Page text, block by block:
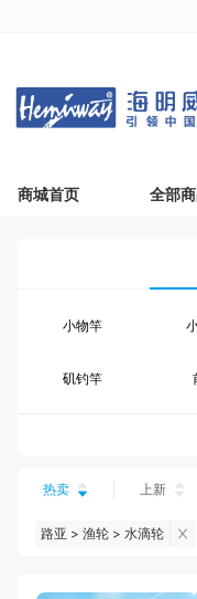
商城首页 全部
小物竿
矶钓竿
台钓仕挂
钓鱼伞
黑坑浮漂
热卖 上新
路亚 > 渔轮 > 水滴轮